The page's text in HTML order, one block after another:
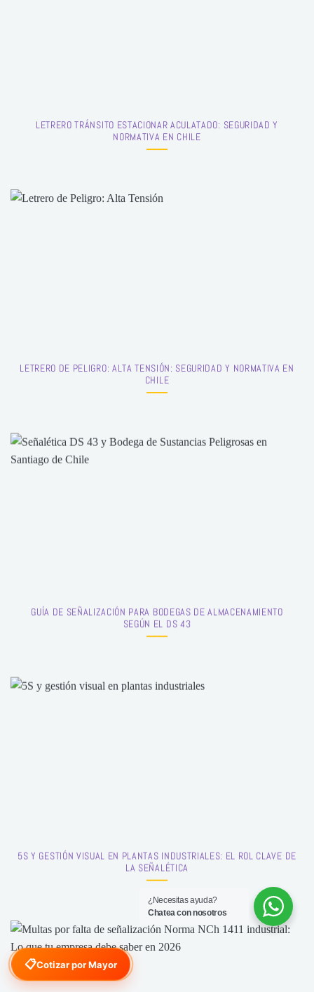
LETRERO TRÁNSITO ESTACIONAR ACULATADO: SEGURIDAD Y
NORMATIVA EN CHILE
LETRERO DE PELIGRO: ALTA TENSIÓN: SEGURIDAD Y NORMATIVA EN
CHILE
GUÍA DE SEÑALIZACIÓN PARA BODEGAS DE ALMACENAMIENTO
SEGÚN EL DS 43
5S Y GESTIÓN VISUAL EN PLANTAS INDUSTRIALES: EL ROL CLAVE DE
LA SEÑALÉTICA
📋Cotizar por Mayor
¿Necesitas ayuda?
Chatea con nosotros